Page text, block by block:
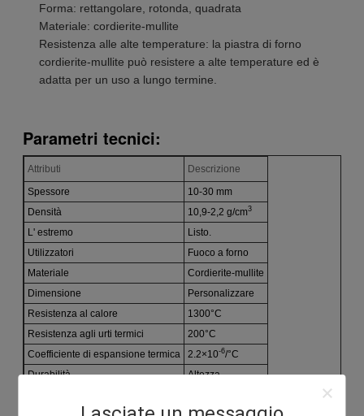
Forma: rettangolare, rotonda, quadrata
Materiale: cordierite-mullite
Resistenza alle alte temperature: la piastra di forno
cordierite-mullite può resistere a alte temperature ed è
adatta per un uso a lungo termine.
Parametri tecnici:
Attributi
Descrizione
Spessore
10-30 mm
Densità
10,9-2,2 g/cm3
L' estremo
Listo.
Utilizzatori
Fuoco a forno
Materiale
Cordierite-mullite
Dimensione
Personalizzare
Resistenza al calore
1300°C
Resistenza agli urti termici
200°C
Coefficiente di espansione termica
2.2×10-6/°C
Durabilità
Altezza